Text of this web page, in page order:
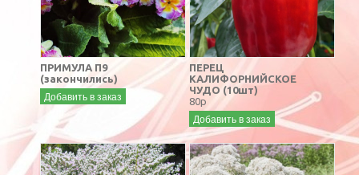
ПРИМУЛА П9
(закончились)
Добавить в заказ
ПЕРЕЦ
КАЛИФОРНИЙСКОЕ
ЧУДО (10шт)
80р
Добавить в заказ